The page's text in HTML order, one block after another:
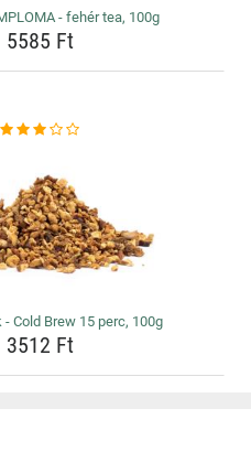
- fehér tea, 100g
5585 Ft
Cold Brew 15 perc, 100g
3512 Ft